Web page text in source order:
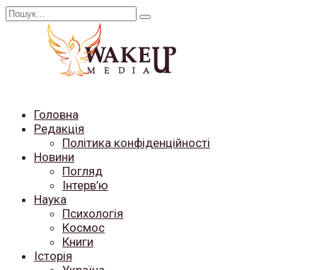
Перейти
Search
Головна
Редакція
Політика конфіденційності
Новини
Погляд
Інтерв’ю
Наука
Психологія
Космос
Книги
Історія